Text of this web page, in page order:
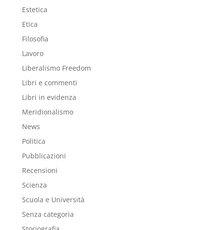
Estetica
Etica
Filosofia
Lavoro
Liberalismo Freedom
Libri e commenti
Libri in evidenza
Meridionalismo
News
Politica
Pubblicazioni
Recensioni
Scienza
Scuola e Università
Senza categoria